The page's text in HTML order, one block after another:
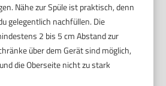
Nähe zur Spüle ist praktisch, denn
gelegentlich nachfüllen. Die
2 bis 5 cm Abstand zur
über dem Gerät sind möglich,
die Oberseite nicht zu stark